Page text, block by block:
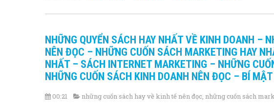
NHỮNG QUYỂN SÁCH HAY NHẤT VỀ KINH DOANH –
NÊN ĐỌC – NHỮNG CUỐN SÁCH MARKETING HAY
NHẤT – SÁCH INTERNET MARKETING – NHỮNG
NHỮNG CUỐN SÁCH KINH DOANH NÊN ĐỌC – BÍ
00:21 những cuốn sách hay về kinh tế nên đọc những cuốn sách